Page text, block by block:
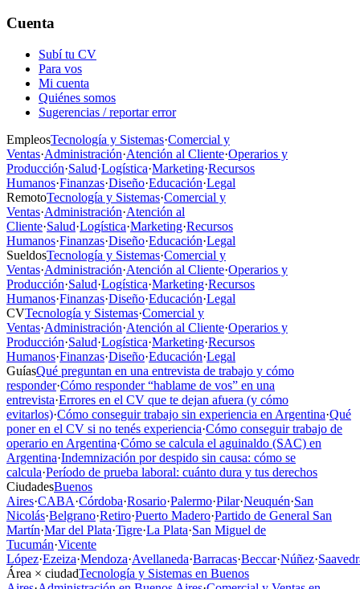
Cuenta
Subí tu CV
Para vos
Mi cuenta
Quiénes somos
Sugerencias / reportar error
EmpleosTecnología y Sistemas·Comercial y
Ventas·Administración·Atención al Cliente·Operarios y
Producción·Salud·Logística·Marketing·Recursos
Humanos·Finanzas·Diseño·Educación·Legal
RemotoTecnología y Sistemas·Comercial y
Ventas·Administración·Atención al
Cliente·Salud·Logística·Marketing·Recursos
Humanos·Finanzas·Diseño·Educación·Legal
SueldosTecnología y Sistemas·Comercial y
Ventas·Administración·Atención al Cliente·Operarios y
Producción·Salud·Logística·Marketing·Recursos
Humanos·Finanzas·Diseño·Educación·Legal
CVTecnología y Sistemas·Comercial y
Ventas·Administración·Atención al Cliente·Operarios y
Producción·Salud·Logística·Marketing·Recursos
Humanos·Finanzas·Diseño·Educación·Legal
GuíasQué preguntan en una entrevista de trabajo y cómo
responder·Cómo responder “hablame de vos” en una
entrevista·Errores en el CV que te dejan afuera (y cómo
evitarlos)·Cómo conseguir trabajo sin experiencia en Argentina·Qué
poner en el CV si no tenés experiencia·Cómo conseguir trabajo de
operario en Argentina·Cómo se calcula el aguinaldo (SAC) en
Argentina·Indemnización por despido sin causa: cómo se
calcula·Período de prueba laboral: cuánto dura y tus derechos
CiudadesBuenos
Aires·CABA·Córdoba·Rosario·Palermo·Pilar·Neuquén·San
Nicolás·Belgrano·Retiro·Puerto Madero·Partido de General San
Martín·Mar del Plata·Tigre·La Plata·San Miguel de
Tucumán·Vicente
López·Ezeiza·Mendoza·Avellaneda·Barracas·Beccar·Núñez·
Área × ciudadTecnología y Sistemas en Buenos